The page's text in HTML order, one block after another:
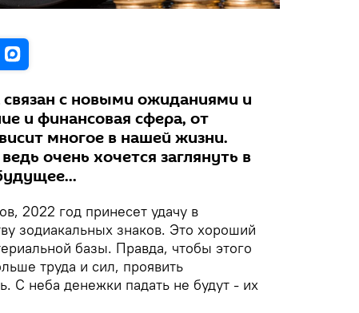
с новыми ожиданиями и
и финансовая сфера, от
многое в нашей жизни.
очень хочется заглянуть в
2022 год принесет удачу в
зодиакальных знаков. Это хороший
базы. Правда, чтобы этого
труда и сил, проявить
С неба денежки падать не будут - их